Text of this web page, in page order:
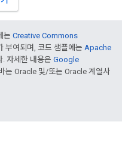
는 Creative Commons
부여되며, 코드 샘플에는 Apache
. 자세한 내용은 Google
는 Oracle 및/또는 Oracle 계열사